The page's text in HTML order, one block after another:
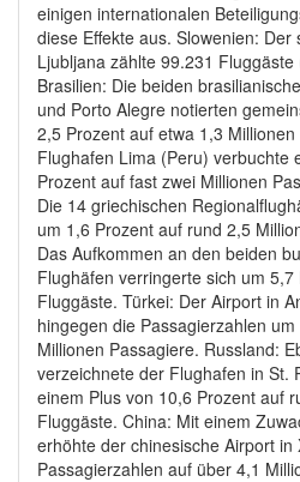
einigen internationalen
diese Effekte aus. Slowenien: Der
Ljubljana zählte 99.231
Brasilien: Die beiden
und Porto Alegre notierten
2,5 Prozent auf etwa 1,3
Flughafen Lima (Peru) verbuchte
Prozent auf fast zwei Millionen
Die 14 griechischen
um 1,6 Prozent auf rund 2,5
Das Aufkommen an den beiden
Flughäfen verringerte sich um
Fluggäste. Türkei: Der Airport in
hingegen die Passagierzahlen
Millionen Passagiere. Russland:
verzeichnete der Flughafen in St.
einem Plus von 10,6 Prozent auf
Fluggäste. China: Mit einem
erhöhte der chinesische Airport in
Passagierzahlen auf über 4,1